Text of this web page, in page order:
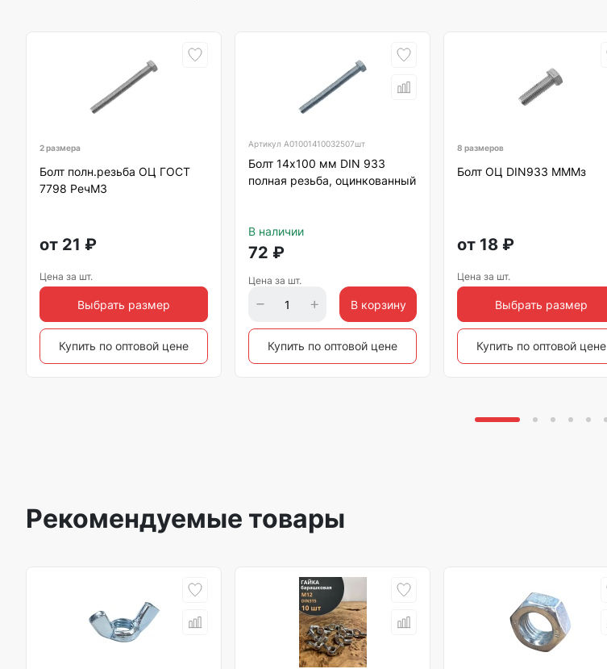
2 размера
Болт полн.резьба ОЦ ГОСТ
7798 РечМЗ
от 21 ₽
Цена за шт.
Выбрать размер
Купить по оптовой цене
Артикул А01001410032507шт
Болт 14х100 мм DIN 933
полная резьба, оцинкованный
В наличии
72 ₽
Цена за шт.
В корзину
Купить по оптовой цене
8 размеров
Болт ОЦ DIN933 МММз
от 18 ₽
Цена за шт.
Выбрать размер
Купить по оптовой цене
Рекомендуемые товары